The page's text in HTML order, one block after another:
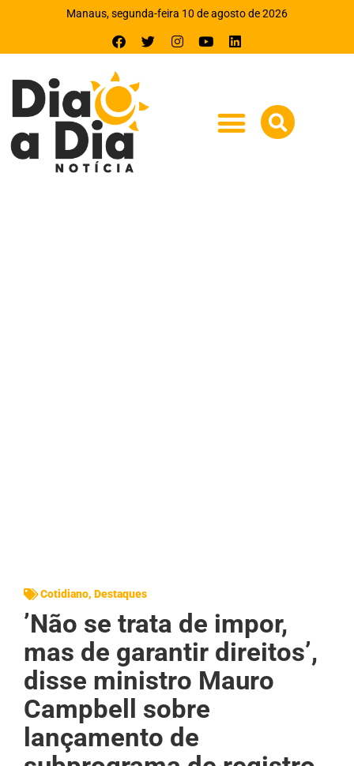
Manaus, segunda-feira 10 de agosto de 2026
Cotidiano, Destaques
’Não se trata de impor,
mas de garantir direitos’,
disse ministro Mauro
Campbell sobre
lançamento de